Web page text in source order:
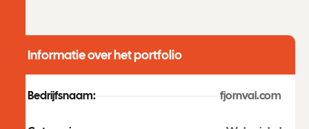
Informatie over het portfolio
Bedrijfsnaam: fjornval.com